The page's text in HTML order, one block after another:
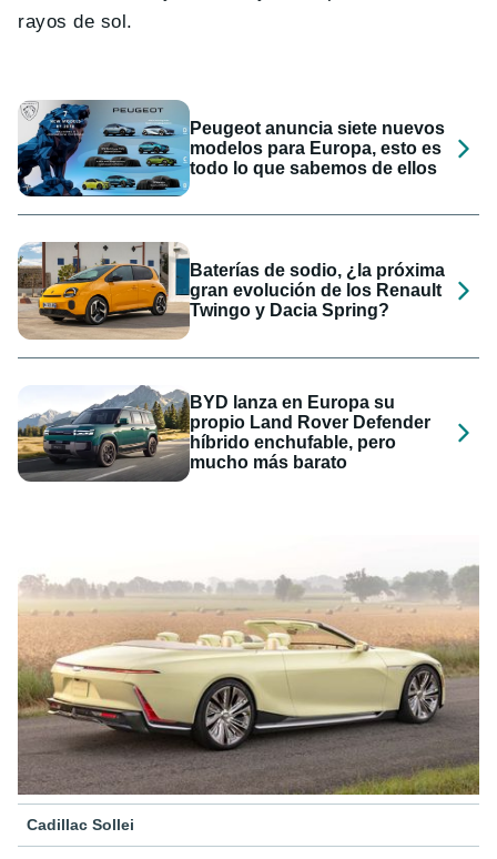
rayos de sol.
Peugeot anuncia siete nuevos
modelos para Europa, esto es
todo lo que sabemos de ellos
Baterías de sodio, ¿la próxima
gran evolución de los Renault
Twingo y Dacia Spring?
BYD lanza en Europa su
propio Land Rover Defender
híbrido enchufable, pero
mucho más barato
Cadillac Sollei